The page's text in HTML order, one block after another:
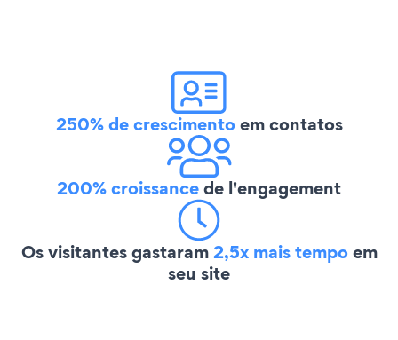
250% de crescimentoem contatos
200% croissancede l'engagement
Os visitantes gastaram2,5x mais tempoem
seu site